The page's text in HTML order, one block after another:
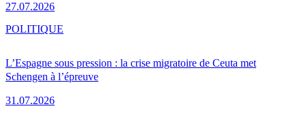
27.07.2026
L’Espagne sous pression : la crise migratoire de Ceuta met
Schengen à l’épreuve
31.07.2026
POLITIQUE